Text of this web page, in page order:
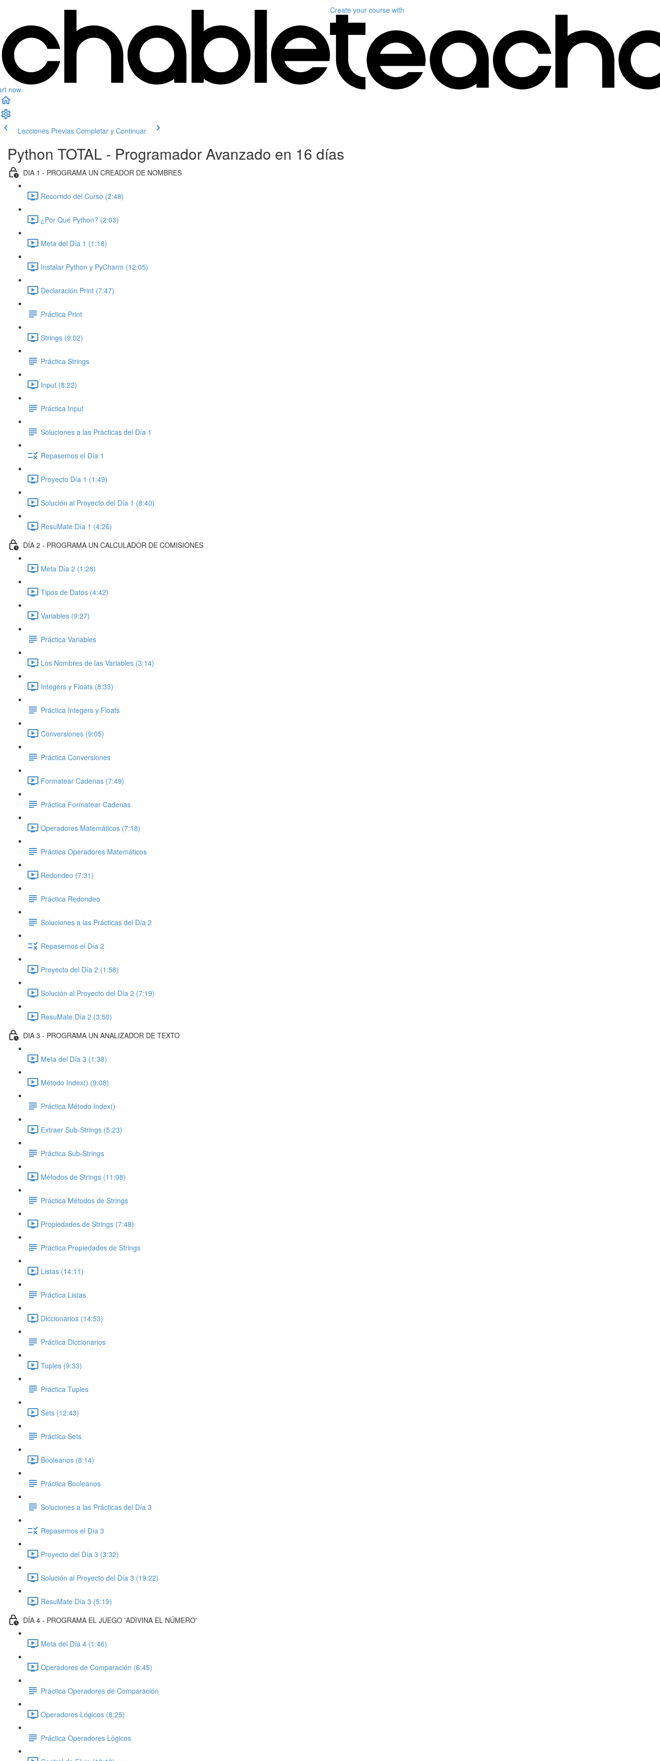
now
Create your course with
Lecciones Previas Completar y Continuar
Python TOTAL - Programador Avanzado en 16 días
DIA 1 - PROGRAMA UN CREADOR DE NOMBRES
Recorrido del Curso (2:48)
¿Por Qué Python? (2:03)
Meta del Día 1 (1:18)
Instalar Python y PyCharm (12:05)
Declaración Print (7:47)
Práctica Print
Strings (9:02)
Práctica Strings
Input (8:22)
Práctica Input
Soluciones a las Prácticas del Día 1
Repasemos el Día 1
Proyecto Día 1 (1:49)
Solución al Proyecto del Día 1 (8:40)
ResuMate Día 1 (4:26)
DÍA 2 - PROGRAMA UN CALCULADOR DE COMISIONES
Meta Día 2 (1:28)
Tipos de Datos (4:42)
Variables (9:27)
Práctica Variables
Los Nombres de las Variables (3:14)
Integers y Floats (8:33)
Práctica Integers y Floats
Conversiones (9:05)
Práctica Conversiones
Formatear Cadenas (7:49)
Práctica Formatear Cadenas
Operadores Matemáticos (7:18)
Práctica Operadores Matemáticos
Redondeo (7:31)
Práctica Redondeo
Soluciones a las Prácticas del Día 2
Repasemos el Día 2
Proyecto del Día 2 (1:58)
Solución al Proyecto del Día 2 (7:19)
ResuMate Día 2 (3:50)
DIA 3 - PROGRAMA UN ANALIZADOR DE TEXTO
Meta del Día 3 (1:38)
Método Index() (9:08)
Práctica Método Index()
Extraer Sub-Strings (5:23)
Práctica Sub-Strings
Métodos de Strings (11:08)
Práctica Métodos de Strings
Propiedades de Strings (7:48)
Práctica Propiedades de Strings
Listas (14:11)
Práctica Listas
Diccionarios (14:53)
Práctica Diccionarios
Tuples (9:33)
Práctica Tuples
Sets (12:43)
Práctica Sets
Booleanos (8:14)
Práctica Booleanos
Soluciones a las Prácticas del Día 3
Repasemos el Día 3
Proyecto del Día 3 (3:32)
Solución al Proyecto del Día 3 (19:22)
ResuMate Día 3 (5:19)
DÍA 4 - PROGRAMA EL JUEGO 'ADIVINA EL NÚMERO'
Meta del Día 4 (1:46)
Operadores de Comparación (6:45)
Práctica Operadores de Comparación
Operadores Lógicos (8:25)
Práctica Operadores Lógicos